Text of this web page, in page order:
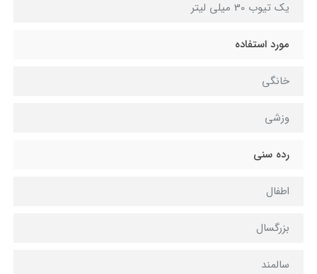
یک تیوب 30 میلی لیتر
مورد استفاده
خانگی
وزشی
رده سنی
اطفال
بزرگسال
سالمند